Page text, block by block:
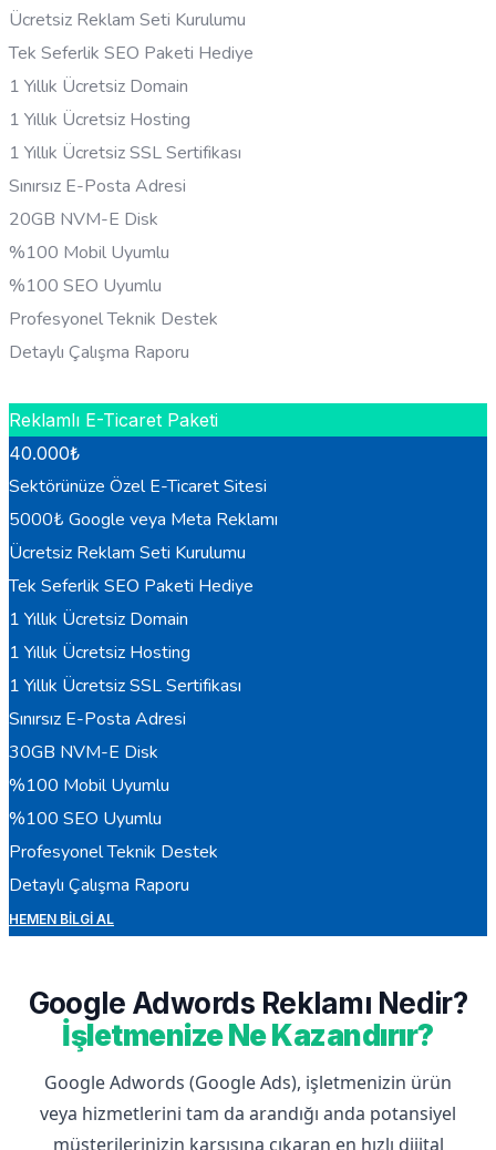
Ücretsiz Reklam Seti Kurulumu
Tek Seferlik SEO Paketi Hediye
1 Yıllık Ücretsiz Domain
1 Yıllık Ücretsiz Hosting
1 Yıllık Ücretsiz SSL Sertifikası
Sınırsız E-Posta Adresi
20GB NVM-E Disk
%100 Mobil Uyumlu
%100 SEO Uyumlu
Profesyonel Teknik Destek
Detaylı Çalışma Raporu
Reklamlı E-Ticaret Paketi
40.000₺
Sektörünüze Özel E-Ticaret Sitesi
5000₺ Google veya Meta Reklamı
Ücretsiz Reklam Seti Kurulumu
Tek Seferlik SEO Paketi Hediye
1 Yıllık Ücretsiz Domain
1 Yıllık Ücretsiz Hosting
1 Yıllık Ücretsiz SSL Sertifikası
Sınırsız E-Posta Adresi
30GB NVM-E Disk
%100 Mobil Uyumlu
%100 SEO Uyumlu
Profesyonel Teknik Destek
Detaylı Çalışma Raporu
HEMEN BILGI AL
Google Adwords Reklamı Nedir?
İşletmenize Ne Kazandırır?
Google Adwords (Google Ads), işletmenizin ürün
veya hizmetlerini tam da arandığı anda potansiyel
müşterilerinizin karşısına çıkaran en hızlı dijital